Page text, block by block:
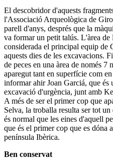
El descobridor d'aquests
l'Associació Arqueològica de
parell d'anys, després que la
va formar un petit talús. L'àrea de
considerada el principal equip de
aquests dies de les excavacions.
de peces en una àrea de només 7
aparegut tant en superfície com
informar ahir Joan Garciá, que és
excavació d'urgència, junt amb
A més de ser el primer cop que
Selva, la troballa resulta ser tot
és normal que les eines d'aquell
que és el primer cop que es dóna
península Ibèrica.
Ben conservat